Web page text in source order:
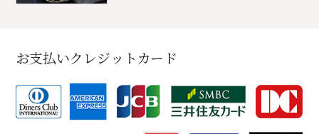
お支払いクレジットカード